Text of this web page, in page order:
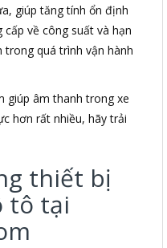
giúp tăng tính ổn định
về công suất và hạn
quá trình vận hành
giúp âm thanh trong xe
hơn rất nhiều, hãy trải
thiết bị
tô tại